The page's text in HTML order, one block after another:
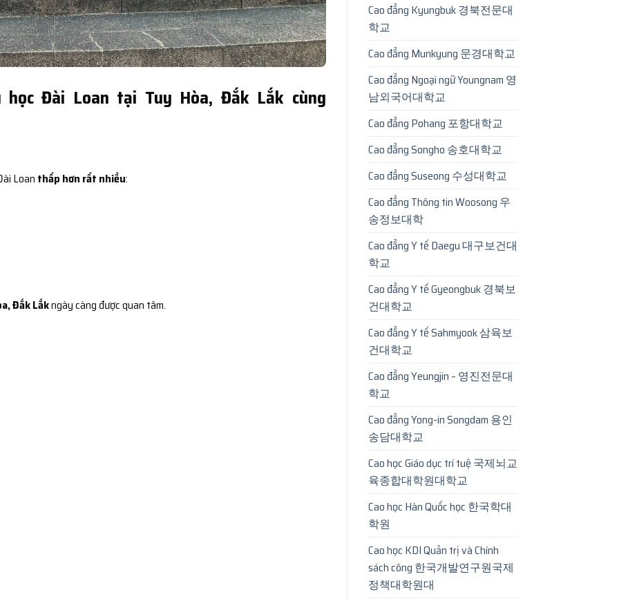
Đài Loan tại Tuy Hòa, Đắk Lắk cùng
Loan thấp hơn rất nhiều:
Đắk Lắkngày càng được quan tâm.
Cao đẳng Kyungbuk 경북전문대
학교
Cao đẳng Munkyung 문경대학교
Cao đẳng Ngoại ngữ Youngnam 영
남외국어대학교
Cao đẳng Pohang 포항대학교
Cao đẳng Songho 송호대학교
Cao đẳng Suseong 수성대학교
Cao đẳng Thông tin Woosong 우
송정보대학
Cao đẳng Y tế Daegu 대구보건대
학교
Cao đẳng Y tế Gyeongbuk 경북보
건대학교
Cao đẳng Y tế Sahmyook 삼육보
건대학교
Cao đẳng Yeungjin – 영진전문대
학교
Cao đẳng Yong-in Songdam 용인
송담대학교
Cao học Giáo dục trí tuệ 국제뇌교
육종합대학원대학교
Cao học Hàn Quốc học 한국학대
학원
Cao học KDI Quản trị và Chính
sách công 한국개발연구원국제
정책대학원대